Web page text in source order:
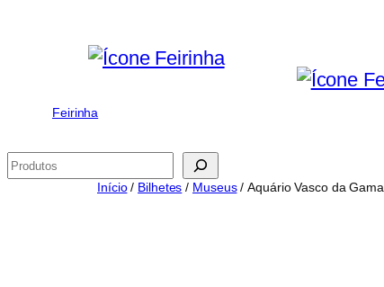
Feirinha
Pesquisar
Início/ Bilhetes / Museus/ Aquário Vasco da Gama